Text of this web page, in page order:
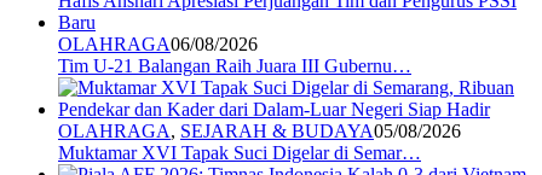
OLAHRAGA06/08/2026
Tim U-21 Balangan Raih Juara III Gubernu…
OLAHRAGA, SEJARAH & BUDAYA05/08/2026
Muktamar XVI Tapak Suci Digelar di Semar…